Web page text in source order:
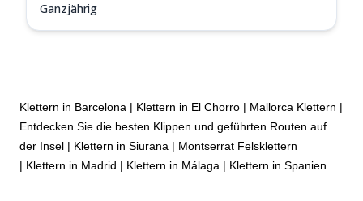
Ganzjährig
Klettern in Barcelona | Klettern in El Chorro | Mallorca Klettern |
Entdecken Sie die besten Klippen und geführten Routen auf
der Insel | Klettern in Siurana | Montserrat Felsklettern
| Klettern in Madrid | Klettern in Málaga | Klettern in Spanien